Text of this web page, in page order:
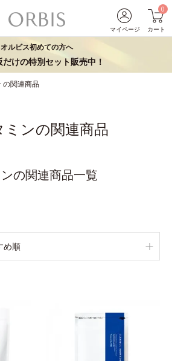
マイページ
0
カート
オルビス初めての方へ
けの特別セット販売中！
の関連商品
ンの関連商品
の関連商品一覧
め順